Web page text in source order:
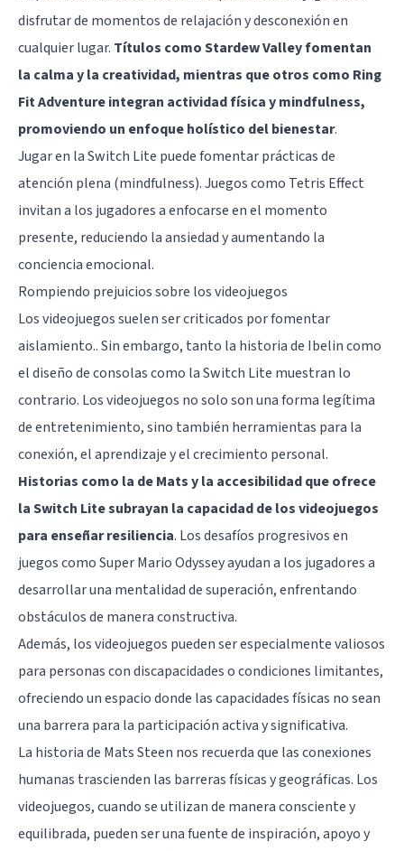
disfrutar de momentos de relajación y desconexión en
cualquier lugar. Títulos como Stardew Valley fomentan
la calma y la creatividad, mientras que otros como Ring
Fit Adventure integran actividad física y mindfulness,
promoviendo un enfoque holístico del bienestar.
Jugar en la Switch Lite puede fomentar prácticas de
atención plena (mindfulness). Juegos como Tetris Effect
invitan a los jugadores a enfocarse en el momento
presente, reduciendo la ansiedad y aumentando la
conciencia emocional.
Rompiendo prejuicios sobre los videojuegos
Los videojuegos suelen ser criticados por fomentar
aislamiento.. Sin embargo, tanto la historia de Ibelin como
el diseño de consolas como la Switch Lite muestran lo
contrario. Los videojuegos no solo son una forma legítima
de entretenimiento, sino también herramientas para la
conexión, el aprendizaje y el crecimiento personal.
Historias como la de Mats y la accesibilidad que ofrece
la Switch Lite subrayan la capacidad de los videojuegos
para enseñar resiliencia. Los desafíos progresivos en
juegos como Super Mario Odyssey ayudan a los jugadores a
desarrollar una mentalidad de superación, enfrentando
obstáculos de manera constructiva.
Además, los videojuegos pueden ser especialmente valiosos
para personas con discapacidades o condiciones limitantes,
ofreciendo un espacio donde las capacidades físicas no sean
una barrera para la participación activa y significativa.
La historia de Mats Steen nos recuerda que las conexiones
humanas trascienden las barreras físicas y geográficas. Los
videojuegos, cuando se utilizan de manera consciente y
equilibrada, pueden ser una fuente de inspiración, apoyo y